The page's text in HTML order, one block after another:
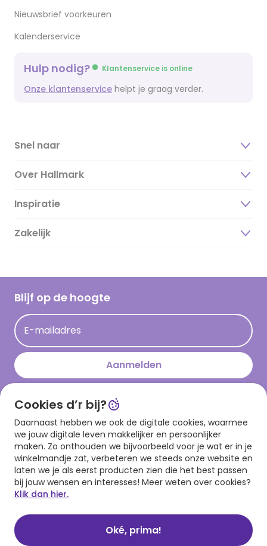
Nieuwsbrief voorkeuren
Kalenderservice
Hulp nodig? Klantenservice is online
Onze klantenservice helpt je graag verder.
Snel naar
Over Hallmark
Over ons
Duurzaamheid
Hallmark Kaartclub
Acties
Persberichten
Hallmark en Kinderpostzegels
Inspiratie
Magazine
Cadeau inspiratie
Kaartinspiratie
Zakelijk
Blijf op de hoogte
E-mailadres
Aanmelden
Download onze app
Cookies d’r bij?
Daarnaast hebben we ook de digitale cookies, waarmee
we jouw digitale leven makkelijker en persoonlijker
maken. Zo onthouden we bijvoorbeeld voor je wat er in je
winkelmandje zat, verbeteren we steeds onze website en
laten we je als eerst producten zien die het best passen
bij jouw wensen en interesses! Meer weten over cookies?
Klik dan hier.
Oké, prima!